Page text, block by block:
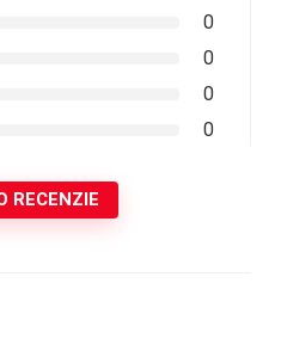
0
0
0
0
RECENZIE